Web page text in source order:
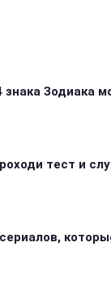
Зодиака
тест и